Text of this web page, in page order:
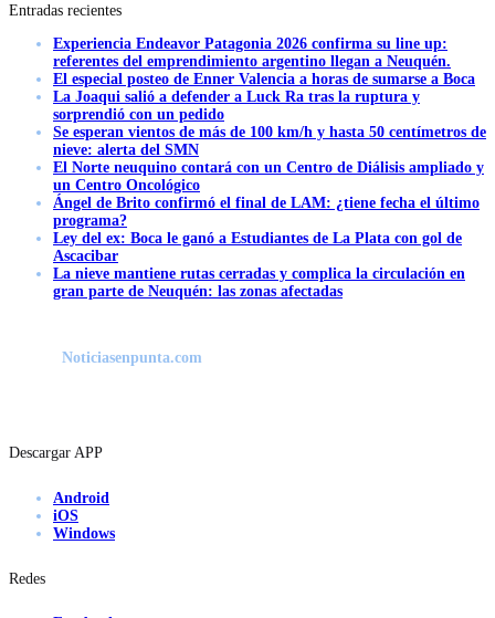
Entradas recientes
Experiencia Endeavor Patagonia 2026 confirma su line up:
referentes del emprendimiento argentino llegan a Neuquén.
El especial posteo de Enner Valencia a horas de sumarse a Boca
La Joaqui salió a defender a Luck Ra tras la ruptura y
sorprendió con un pedido
Se esperan vientos de más de 100 km/h y hasta 50 centímetros de
nieve: alerta del SMN
El Norte neuquino contará con un Centro de Diálisis ampliado y
un Centro Oncológico
Ángel de Brito confirmó el final de LAM: ¿tiene fecha el último
programa?
Ley del ex: Boca le ganó a Estudiantes de La Plata con gol de
Ascacibar
La nieve mantiene rutas cerradas y complica la circulación en
gran parte de Neuquén: las zonas afectadas
Noticiasenpunta.com
Descargar APP
Android
iOS
Windows
Redes